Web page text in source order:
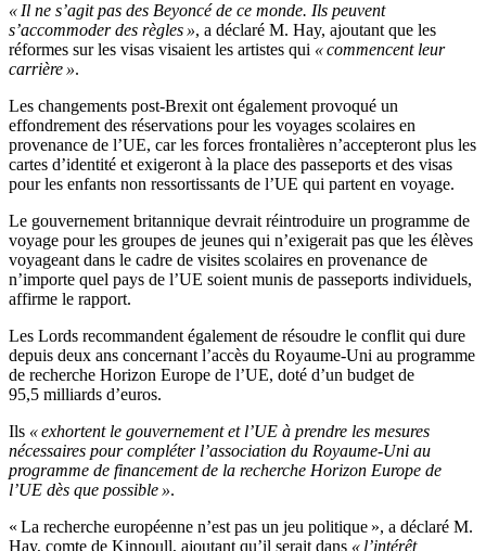
« Il ne s’agit pas des Beyoncé de ce monde. Ils peuvent
s’accommoder des règles », a déclaré M. Hay, ajoutant que les
réformes sur les visas visaient les artistes qui « commencent leur
carrière ».
Les changements post-Brexit ont également provoqué un
effondrement des réservations pour les voyages scolaires en
provenance de l’UE, car les forces frontalières n’accepteront plus les
cartes d’identité et exigeront à la place des passeports et des visas
pour les enfants non ressortissants de l’UE qui partent en voyage.
Le gouvernement britannique devrait réintroduire un programme de
voyage pour les groupes de jeunes qui n’exigerait pas que les élèves
voyageant dans le cadre de visites scolaires en provenance de
n’importe quel pays de l’UE soient munis de passeports individuels,
affirme le rapport.
Les Lords recommandent également de résoudre le conflit qui dure
depuis deux ans concernant l’accès du Royaume-Uni au programme
de recherche Horizon Europe de l’UE, doté d’un budget de
95,5 milliards d’euros.
Ils « exhortent le gouvernement et l’UE à prendre les mesures
nécessaires pour compléter l’association du Royaume-Uni au
programme de financement de la recherche Horizon Europe de
l’UE dès que possible ».
« La recherche européenne n’est pas un jeu politique », a déclaré M.
Hay, comte de Kinnoull, ajoutant qu’il serait dans « l’intérêt